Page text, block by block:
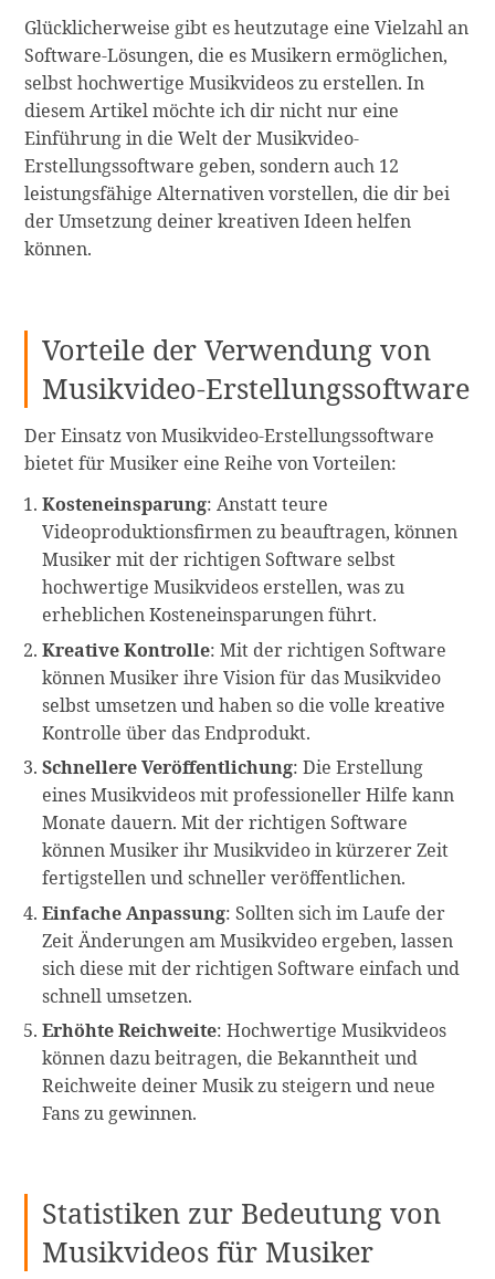
Glücklicherweise gibt es heutzutage eine Vielzahl an
Software-Lösungen, die es Musikern ermöglichen,
selbst hochwertige Musikvideos zu erstellen. In
diesem Artikel möchte ich dir nicht nur eine
Einführung in die Welt der Musikvideo-
Erstellungssoftware geben, sondern auch 12
leistungsfähige Alternativen vorstellen, die dir bei
der Umsetzung deiner kreativen Ideen helfen
können.
Vorteile der Verwendung von
Musikvideo-Erstellungssoftware
Der Einsatz von Musikvideo-Erstellungssoftware
bietet für Musiker eine Reihe von Vorteilen:
Kosteneinsparung: Anstatt teure
Videoproduktionsfirmen zu beauftragen, können
Musiker mit der richtigen Software selbst
hochwertige Musikvideos erstellen, was zu
erheblichen Kosteneinsparungen führt.
Kreative Kontrolle: Mit der richtigen Software
können Musiker ihre Vision für das Musikvideo
selbst umsetzen und haben so die volle kreative
Kontrolle über das Endprodukt.
Schnellere Veröffentlichung: Die Erstellung
eines Musikvideos mit professioneller Hilfe kann
Monate dauern. Mit der richtigen Software
können Musiker ihr Musikvideo in kürzerer Zeit
fertigstellen und schneller veröffentlichen.
Einfache Anpassung: Sollten sich im Laufe der
Zeit Änderungen am Musikvideo ergeben, lassen
sich diese mit der richtigen Software einfach und
schnell umsetzen.
Erhöhte Reichweite: Hochwertige Musikvideos
können dazu beitragen, die Bekanntheit und
Reichweite deiner Musik zu steigern und neue
Fans zu gewinnen.
Statistiken zur Bedeutung von
Musikvideos für Musiker